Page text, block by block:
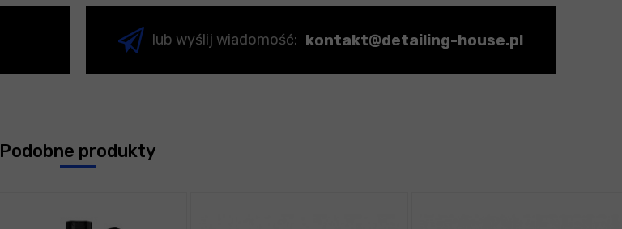
lub wyślij wiadomość: kontakt@detailing-house.pl
Podobne produkty